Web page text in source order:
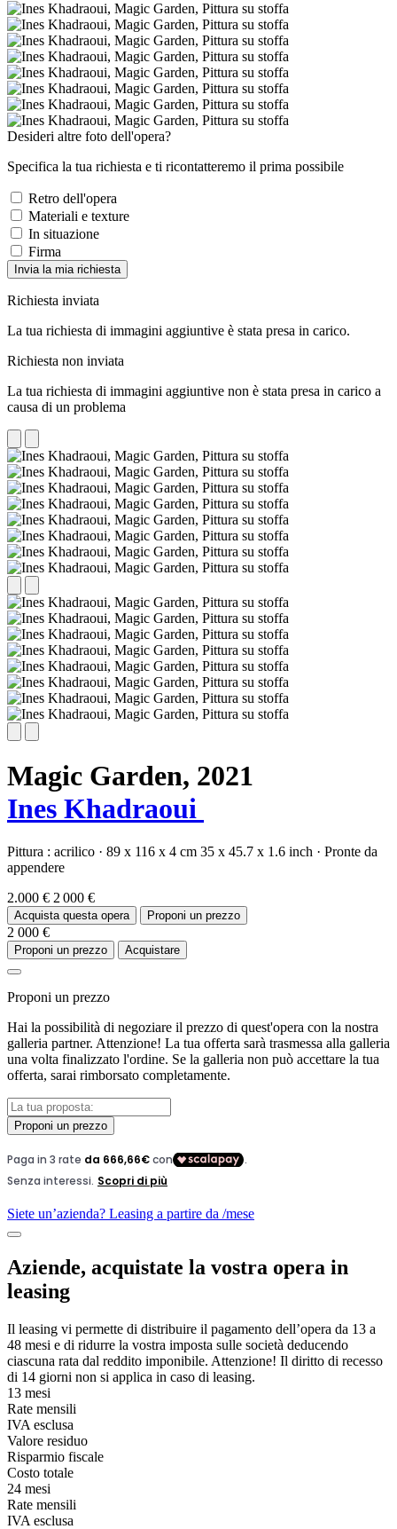
Desideri altre foto dell'opera?
Specifica la tua richiesta e ti ricontatteremo il prima possibile
Retro dell'opera
Materiali e texture
In situazione
Firma
Invia la mia richiesta
Richiesta inviata
La tua richiesta di immagini aggiuntive è stata presa in carico.
Richiesta non inviata
La tua richiesta di immagini aggiuntive non è stata presa in carico a
causa di un problema
Magic Garden, 2021
Ines Khadraoui
Pittura : acrilico · 89 x 116 x 4 cm 35 x 45.7 x 1.6 inch · Pronte da
appendere
2.000 € 2 000 €
Acquista questa opera Proponi un prezzo
2 000 €
Proponi un prezzo Acquistare
Proponi un prezzo
Hai la possibilità di negoziare il prezzo di quest'opera con la nostra
galleria partner. Attenzione! La tua offerta sarà trasmessa alla galleria
una volta finalizzato l'ordine. Se la galleria non può accettare la tua
offerta, sarai rimborsato completamente.
Proponi un prezzo
Siete un’azienda? Leasing a partire da /mese
Aziende, acquistate la vostra opera in
leasing
Il leasing vi permette di distribuire il pagamento dell’opera da 13 a
48 mesi e di ridurre la vostra imposta sulle società deducendo
ciascuna rata dal reddito imponibile. Attenzione! Il diritto di recesso
di 14 giorni non si applica in caso di leasing.
13 mesi
Rate mensili
IVA esclusa
Valore residuo
Risparmio fiscale
Costo totale
24 mesi
Rate mensili
IVA esclusa